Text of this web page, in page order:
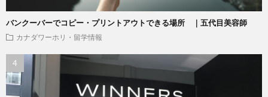
バンクーバーでコピー・プリントアウトできる場所 ｜五代目美容師
カナダワーホリ・留学情報